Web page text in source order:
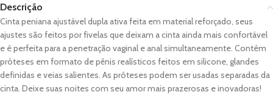
Descrição
Cinta peniana ajustável dupla ativa feita em material reforçado, seus
ajustes são feitos por fivelas que deixam a cinta ainda mais confortável
e é perfeita para a penetração vaginal e anal simultaneamente. Contém
próteses em formato de pênis realísticos feitos em silicone, glandes
definidas e veias salientes. As próteses podem ser usadas separadas da
cinta. Deixe suas noites com seu amor mais prazerosas e inovadoras!